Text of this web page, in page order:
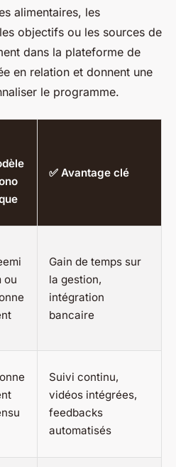
alimentaires, les
objectifs ou les sources de
dans la plateforme de
en relation et donnent une
le programme.
✅ Avantage clé
ou
Gain de temps sur
la gestion,
intégration
bancaire
Suivi continu,
vidéos intégrées,
feedbacks
automatisés